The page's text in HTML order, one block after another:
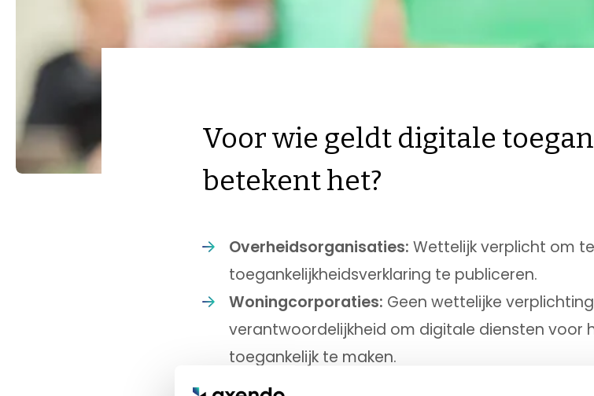
Voor wie geldt digitale
betekent het?
Overheidsorganisaties: Wettelijk verplicht om
toegankelijkheidsverklaring te publiceren.
Woningcorporaties: Geen wettelijke
verantwoordelijkheid om digitale diensten voor
toegankelijk te maken.
Zorginstellingen:
Geen directe WCAG-